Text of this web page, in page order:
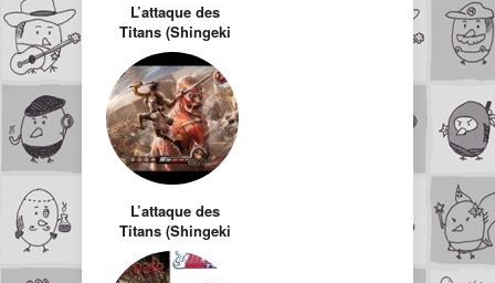
L’attaque des
Titans (Shingeki
no Kyojin) le film
live
L’attaque des
Titans (Shingeki
no Kyojin) sur 3DS